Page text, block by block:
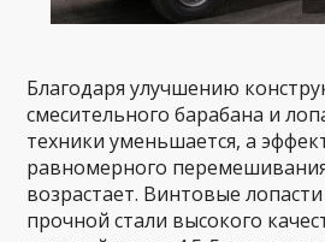
Благодаря улучшению
смесительного барабана и
техники уменьшается, а
равномерного
возрастает. Винтовые
прочной стали высокого